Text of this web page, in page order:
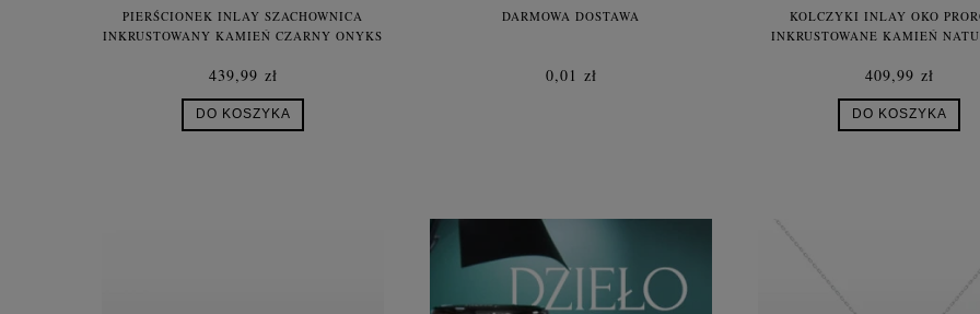
PIERŚCIONEK INLAY SZACHOWNICA
INKRUSTOWANY KAMIEŃ CZARNY ONYKS
439,99 zł
DO KOSZYKA
DARMOWA DOSTAWA
0,01 zł
KOLCZYKI INLAY OKO
INKRUSTOWANE KAMIEŃ
409,99 zł
DO KOSZYKA